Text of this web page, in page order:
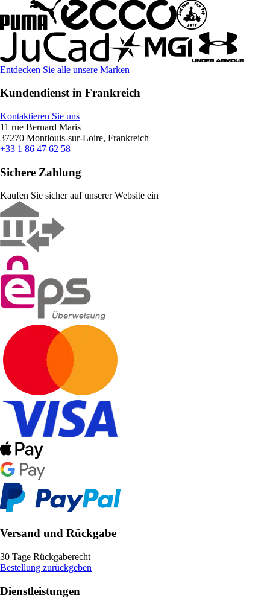
Entdecken Sie alle unsere Marken
Kundendienst in Frankreich
Kontaktieren Sie uns
11 rue Bernard Maris
37270 Montlouis-sur-Loire, Frankreich
+33 1 86 47 62 58
Sichere Zahlung
Kaufen Sie sicher auf unserer Website ein
Versand und Rückgabe
30 Tage Rückgaberecht
Bestellung zurückgeben
Dienstleistungen